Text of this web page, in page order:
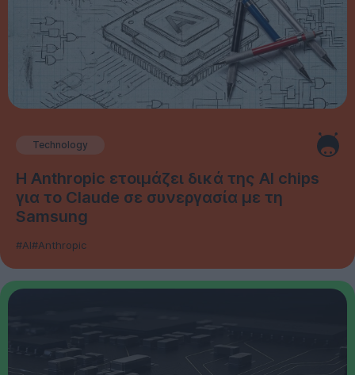
Technology
Η Anthropic ετοιμάζει δικά της AI chips
για το Claude σε συνεργασία με τη
Samsung
#AI#Anthropic